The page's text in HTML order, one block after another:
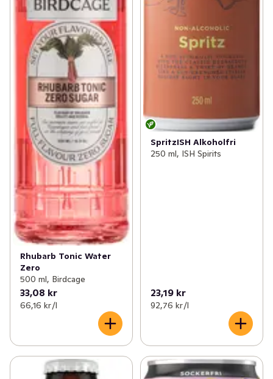
Rhubarb Tonic Water
Zero
500 ml, Birdcage
33,08 kr
66,16 kr /l
SpritzISH Alkoholfri
250 ml, ISH Spirits
23,19 kr
92,76 kr /l